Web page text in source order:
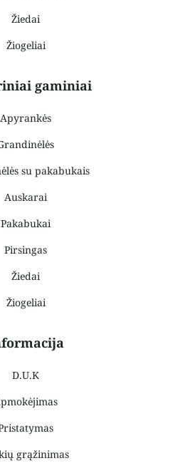
Žiedai
Žiogeliai
gaminiai
Apyrankės
su pakabukais
Auskarai
Pakabukai
Pirsingas
Žiedai
Žiogeliai
D.U.K
grąžinimas